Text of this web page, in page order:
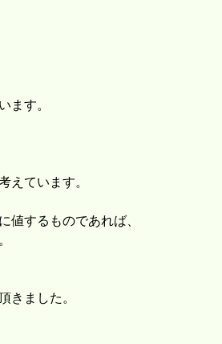
ます。
えています。
値するものであれば、
きました。